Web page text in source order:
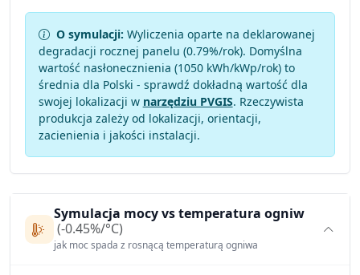
O symulacji: Wyliczenia oparte na deklarowanej
degradacji rocznej panelu (0.79%/rok). Domyślna
wartość nasłonecznienia (1050 kWh/kWp/rok) to
średnia dla Polski - sprawdź dokładną wartość dla
swojej lokalizacji w narzędziu PVGIS. Rzeczywista
produkcja zależy od lokalizacji, orientacji,
zacienienia i jakości instalacji.
Symulacja mocy vs temperatura ogniw
(-0.45%/°C)
jak moc spada z rosnącą temperaturą ogniwa